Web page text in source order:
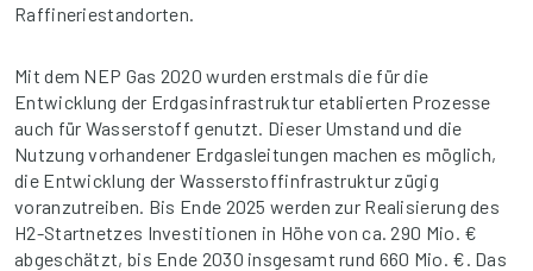
Raffineriestandorten.
Mit dem NEP Gas 2020 wurden erstmals die für die
Entwicklung der Erdgasinfrastruktur etablierten Prozesse
auch für Wasserstoff genutzt. Dieser Umstand und die
Nutzung vorhandener Erdgasleitungen machen es möglich,
die Entwicklung der Wasserstoffinfrastruktur zügig
voranzutreiben. Bis Ende 2025 werden zur Realisierung des
H2-Startnetzes Investitionen in Höhe von ca. 290 Mio. €
abgeschätzt, bis Ende 2030 insgesamt rund 660 Mio. €. Das